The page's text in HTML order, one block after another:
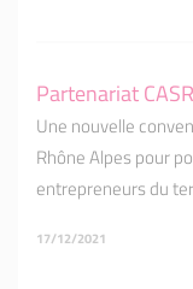
Partenariat
Une nouvelle
Rhône Alpes pour
entrepreneurs du
17/12/2021